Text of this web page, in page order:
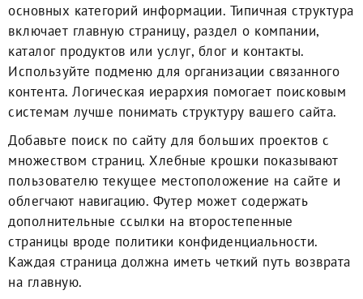
основных категорий информации. Типичная структура
включает главную страницу, раздел о компании,
каталог продуктов или услуг, блог и контакты.
Используйте подменю для организации связанного
контента. Логическая иерархия помогает поисковым
системам лучше понимать структуру вашего сайта.
Добавьте поиск по сайту для больших проектов с
множеством страниц. Хлебные крошки показывают
пользователю текущее местоположение на сайте и
облегчают навигацию. Футер может содержать
дополнительные ссылки на второстепенные
страницы вроде политики конфиденциальности.
Каждая страница должна иметь четкий путь возврата
на главную.